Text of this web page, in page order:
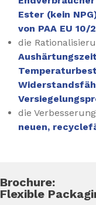
Ester (kein
von PAA EU 10/
die
die
neuen,
Brochure:
Flexible